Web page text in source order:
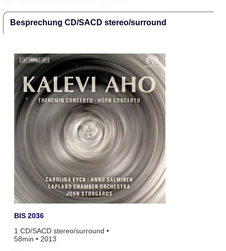
Besprechung CD/SACD stereo/surround
BIS 2036
1 CD/SACD stereo/surround •
58min • 2013